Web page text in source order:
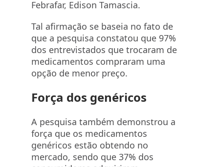
Febrafar, Edison Tamascia.
Tal afirmação se baseia no fato de
que a pesquisa constatou que 97%
dos entrevistados que trocaram de
medicamentos compraram uma
opção de menor preço.
Força dos genéricos
A pesquisa também demonstrou a
força que os medicamentos
genéricos estão obtendo no
mercado, sendo que 37% dos